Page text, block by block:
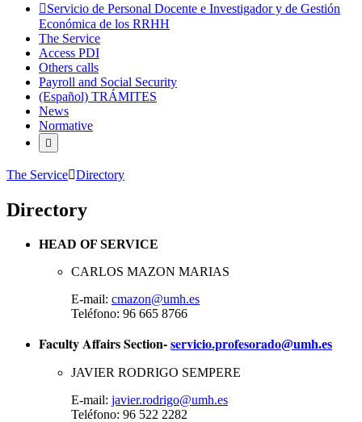
Servicio de Personal Docente e Investigador y de Gestión
Económica de los RRHH
The Service
Access PDI
Others calls
Payroll and Social Security
(Español) TRÁMITES
News
Normative
The Service Directory
Directory
HEAD OF SERVICE
CARLOS MAZON MARIAS
E-mail: cmazon@umh.es
Teléfono: 96 665 8766
Faculty Affairs Section-servicio.profesorado@umh.es
JAVIER RODRIGO SEMPERE
E-mail: javier.rodrigo@umh.es
Teléfono: 96 522 2282